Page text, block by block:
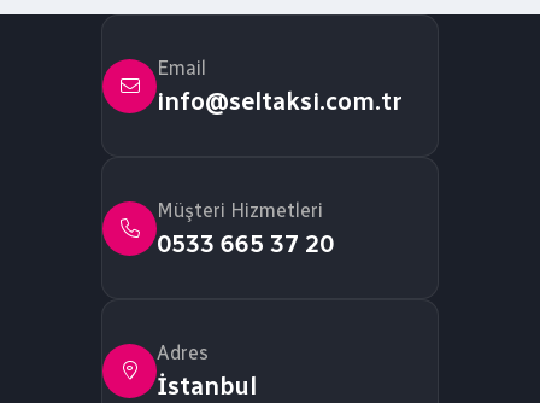
Email
info@seltaksi.com.tr
Müşteri Hizmetleri
0533 665 37 20
Adres
İstanbul